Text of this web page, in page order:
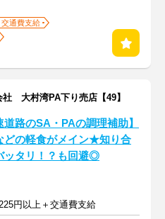
交通費支給
大村湾PA下り売店【49】
道路のSA・PAの調理補助】
どの軽食がメイン★知り合
ッタリ！？も回避◎
円以上＋交通費支給